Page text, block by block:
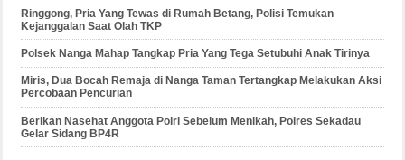
Ringgong, Pria Yang Tewas di Rumah Betang, Polisi Temukan
Kejanggalan Saat Olah TKP
Polsek Nanga Mahap Tangkap Pria Yang Tega Setubuhi Anak Tirinya
Miris, Dua Bocah Remaja di Nanga Taman Tertangkap Melakukan Aksi
Percobaan Pencurian
Berikan Nasehat Anggota Polri Sebelum Menikah, Polres Sekadau
Gelar Sidang BP4R